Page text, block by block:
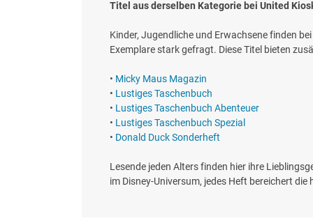
Titel aus derselben Kategorie bei United
Kinder, Jugendliche und Erwachsene finden
Exemplare stark gefragt. Diese Titel bieten
• Micky Maus Magazin
• Lustiges Taschenbuch
• Lustiges Taschenbuch Abenteuer
• Lustiges Taschenbuch Spezial
• Donald Duck Sonderheft
Lesende jeden Alters finden hier ihre
im Disney-Universum, jedes Heft bereichert